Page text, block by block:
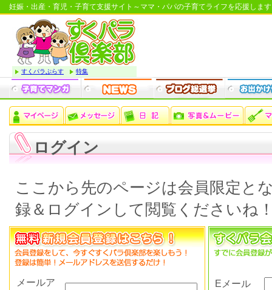
妊娠・出産・育児・子育て支援サイト～ママ・パパの子育てライフを応援しま
すくパラぷらす 特集
ログイン
ここから先のページは会員限定と
録＆ログインして閲覧くださいね
メールア
Eメール